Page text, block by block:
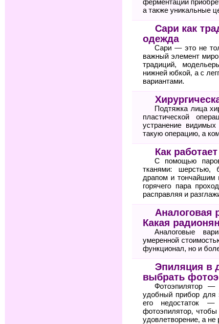
ферментации
а также уникальные
Сари как
одежда
Сари — это не
важный элемент
традиций,
нижней юбкой, а с
вариантами.
Подтяжка лица
пластической
устранение
такую операцию, а
Как
С помощью
тканями: шерстью,
драпом и
горячего пара
расправляя и
Аналоговая
Какая
Аналоговые
умеренной
функционал, но и
Эпиляция в
выбрать
Фотоэпилятор —
удобный прибор для
его недостаток
фотоэпилятор,
удовлетворение, а не